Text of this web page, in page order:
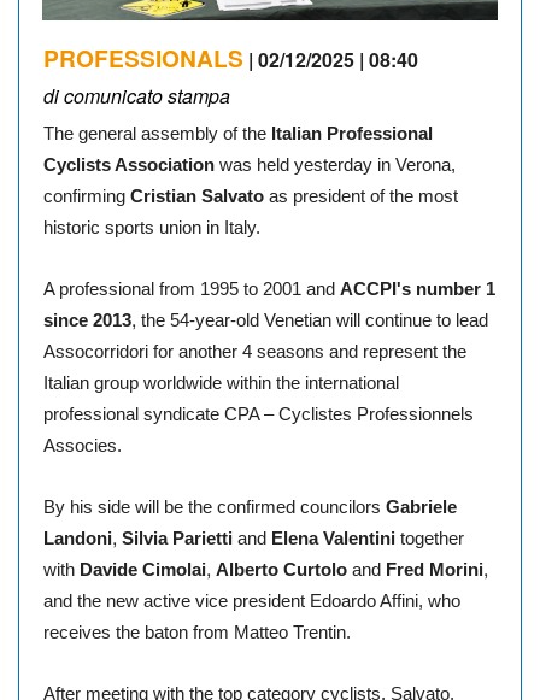
PROFESSIONALS | 02/12/2025 | 08:40
di comunicato stampa
The general assembly of the Italian Professional
Cyclists Association was held yesterday in Verona,
confirming Cristian Salvato as president of the most
historic sports union in Italy.
A professional from 1995 to 2001 and ACCPI's number 1
since 2013, the 54-year-old Venetian will continue to lead
Assocorridori for another 4 seasons and represent the
Italian group worldwide within the international
professional syndicate CPA – Cyclistes Professionnels
Associes.
By his side will be the confirmed councilors Gabriele
Landoni, Silvia Parietti and Elena Valentini together
with Davide Cimolai, Alberto Curtolo and Fred Morini,
and the new active vice president Edoardo Affini, who
receives the baton from Matteo Trentin.
After meeting with the top category cyclists, Salvato,